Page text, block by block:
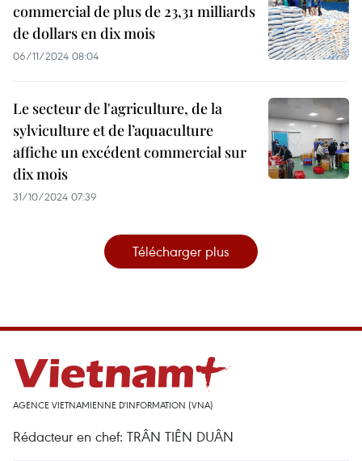
commercial de plus de 23,31 milliards
de dollars en dix mois
06/11/2024 08:04
Le secteur de l'agriculture, de la
sylviculture et de l’aquaculture
affiche un excédent commercial sur
dix mois
31/10/2024 07:39
Télécharger plus
AGENCE VIETNAMIENNE D'INFORMATION (VNA)
Rédacteur en chef: TRÂN TIÊN DUÂN